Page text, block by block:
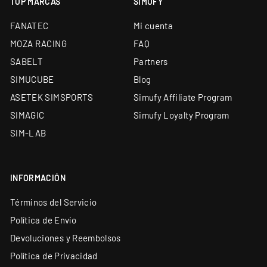
disponibles
FANATEC
MOZA RACING
SABELT
SIMUCUBE
ASETEK SIMSPORTS
SIMAGIC
SIM-LAB
Mi cuenta
FAQ
Partners
Blog
Simufy Affiliate Program
Simufy Loyalty Program
INFORMACIÓN
Términos del Servicio
Política de Envío
Devoluciones y Reembolsos
Política de Privacidad